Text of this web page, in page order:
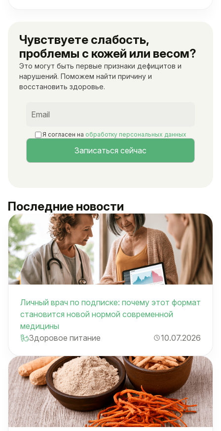
Чувствуете слабость,
проблемы с кожей или весом?
Это могут быть первые признаки дефицитов и
нарушений. Поможем найти причину и
восстановить здоровье.
Я согласен на обработку персональных данных
Последние новости
Личный врач по подписке: почему этот формат
становится новой нормой современной
медицины
Здоровое питание
10.07.2026